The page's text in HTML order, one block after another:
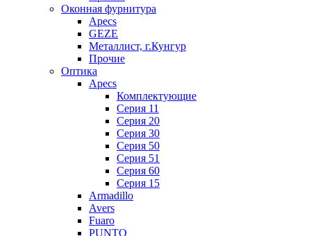
Оконная фурнитура
Apecs
GEZE
Металлист, г.Кунгур
Прочие
Оптика
Apecs
Комплектующие
Серия 11
Серия 20
Серия 30
Серия 50
Серия 51
Серия 60
Серия 15
Armadillo
Avers
Fuaro
PUNTO